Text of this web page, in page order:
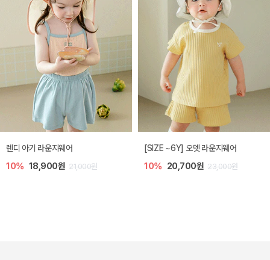
어
21,000원
[SIZE ~6Y] 오뎃 라운지웨어
10% 20,700원 23,000원
피비 아기 니삭스
10%